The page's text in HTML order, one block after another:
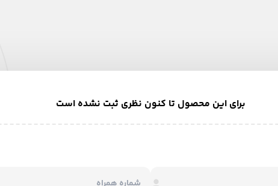
برای این محصول تا کنون نظری ثبت نشده است